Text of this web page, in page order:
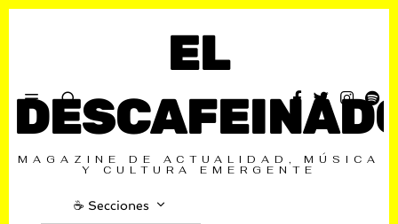
EL
MAGAZINE DE ACTUALIDAD, MÚSICA
Y CULTURA EMERGENTE
☕️ Secciones